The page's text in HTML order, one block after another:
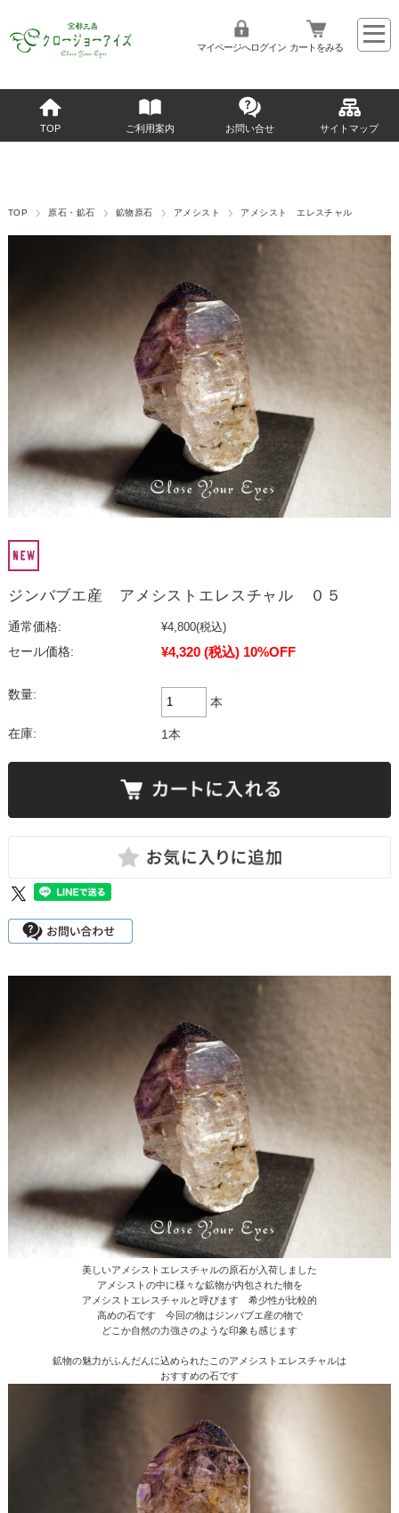
マイページへログイン カートをみる
TOP ご利用案内 お問い合せ サイトマップ
TOP 原石・鉱石 鉱物原石 アメシスト アメシスト エレスチャル
ジンバブエ産 アメシストエレスチャル ０５
通常価格: ¥4,800(税込)
セール価格:
¥4,320 (税込) 10%OFF
数量:
本
在庫: 1本
美しいアメシストエレスチャルの原石が入荷しました
アメシストの中に様々な鉱物が内包された物を
アメシストエレスチャルと呼びます 希少性が比較的
高めの石です 今回の物はジンバブエ産の物で
どこか自然の力強さのような印象も感じます
鉱物の魅力がふんだんに込められたこのアメシストエレスチャルは
おすすめの石です